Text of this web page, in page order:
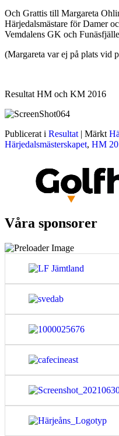
Och Grattis till Margareta
Härjedalsmästare för Damer
Vemdalens GK och
(Margareta var ej på plats vid
Resultat HM och KM 2016
Publicerat i Resultat Märkt
Härjedalsmästerskapet, HM
Våra sponsorer